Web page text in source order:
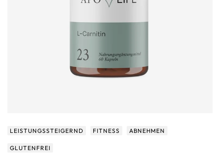
LEISTUNGSSTEIGERND FITNESS ABNEHMEN
GLUTENFREI